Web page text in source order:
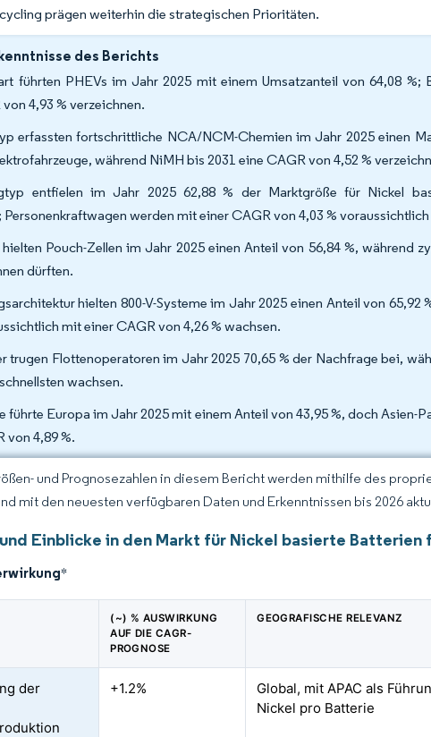
prägen weiterhin die strategischen Prioritäten.
des Berichts
führten PHEVs im Jahr 2025 mit einem Umsatzanteil von 64,08 %;
4,93 % verzeichnen.
erfassten fortschrittliche NCA/NCM-Chemien im Jahr 2025 einen
während NiMH bis 2031 eine CAGR von 4,52 %
entfielen im Jahr 2025 62,88 % der Marktgröße für Nickel
Personenkraftwagen werden mit einer CAGR von 4,03 %
Pouch-Zellen im Jahr 2025 einen Anteil von 56,84 %, während
dürften.
hielten 800-V-Systeme im Jahr 2025 einen Anteil von
mit einer CAGR von 4,26 % wachsen.
trugen Flottenoperatoren im Jahr 2025 70,65 % der Nachfrage bei,
wachsen.
führte Europa im Jahr 2025 mit einem Anteil von 43,95 %, doch Asien-
von 4,89 %.
und Prognosezahlen in diesem Bericht werden mithilfe des
mit den neuesten verfügbaren Daten und Erkenntnissen bis 2026
Einblicke in den Markt für Nickel basierte
*
(~) % AUSWIRKUNG
AUF DIE CAGR-
PROGNOSE
GEOGRAFISCHE RELEVANZ
der
+1.2%
Global, mit APAC als
Nickel pro Batterie